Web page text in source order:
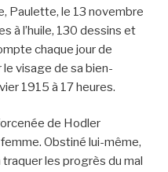
Paulette, le 13 novembre
à l’huile, 130 dessins et
chaque jour de
le visage de sa bien-
1915 à 17 heures.
de Hodler
Obstiné lui-même,
traquer les progrès du mal